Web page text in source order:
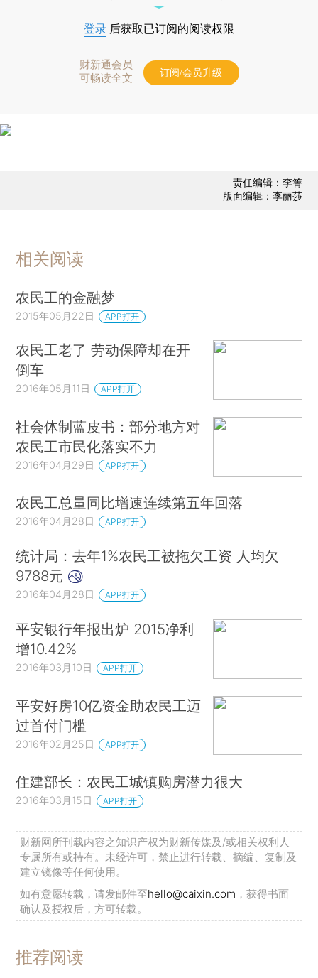
登录 后获取已订阅的阅读权限
财新通会员
可畅读全文
订阅/会员升级
责任编辑：李箐
版面编辑：李丽莎
相关阅读
农民工的金融梦
2015年05月22日 APP打开
农民工老了 劳动保障却在开
倒车
2016年05月11日 APP打开
社会体制蓝皮书：部分地方对
农民工市民化落实不力
2016年04月29日 APP打开
农民工总量同比增速连续第五年回落
2016年04月28日 APP打开
统计局：去年1%农民工被拖欠工资 人均欠
9788元
2016年04月28日 APP打开
平安银行年报出炉 2015净利
增10.42%
2016年03月10日 APP打开
平安好房10亿资金助农民工迈
过首付门槛
2016年02月25日 APP打开
住建部长：农民工城镇购房潜力很大
2016年03月15日 APP打开
财新网所刊载内容之知识产权为财新传媒及/或相关权利人
专属所有或持有。未经许可，禁止进行转载、摘编、复制及
建立镜像等任何使用。
如有意愿转载，请发邮件至hello@caixin.com ，获得书面
确认及授权后，方可转载。
推荐阅读